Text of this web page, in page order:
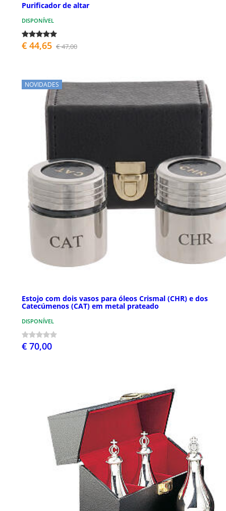
Purificador de altar
DISPONÍVEL
€ 44,65 € 47,00
NOVIDADES
Estojo com dois vasos para óleos Crismal (CHR) e dos
Catecúmenos (CAT) em metal prateado
DISPONÍVEL
€ 70,00